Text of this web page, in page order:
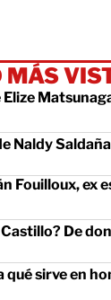
MÁS
Naldy
Fouilloux, ex
De
qué sirve en